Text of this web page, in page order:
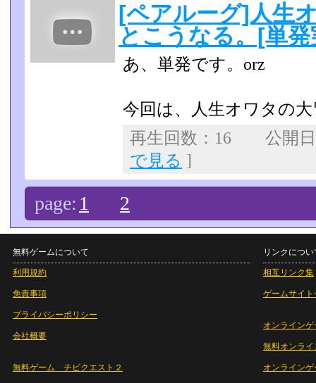
[ペアルーグ]人生
とこうなる。[単
あ、単発です。orz
今回は、人生オワタの
再生回数：16 公開
で見る ]
page: 1 2
無料ゲームについて
利用規約
免責事項
プライバシーポリシー
会社概要
無料ゲーム チビクエスト２
リンクについ
相互リンク集
ゲームサイト
オンラインゲ
無料オンライ
オンライン